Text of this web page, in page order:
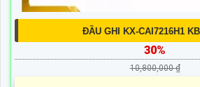
ĐẦU GHI KX-CAI7216H1
30%
10,800,000 ₫